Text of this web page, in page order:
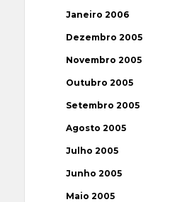
Janeiro 2006
Dezembro 2005
Novembro 2005
Outubro 2005
Setembro 2005
Agosto 2005
Julho 2005
Junho 2005
Maio 2005